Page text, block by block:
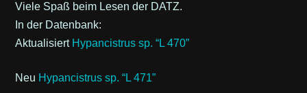
Viele Spaß beim Lesen der DATZ.
In der Datenbank:
Aktualisiert Hypancistrussp. “L 470”
Neu Hypancistrus sp. “L 471”